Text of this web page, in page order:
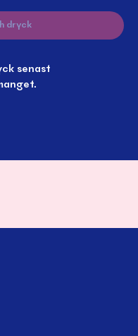
dryck
senast